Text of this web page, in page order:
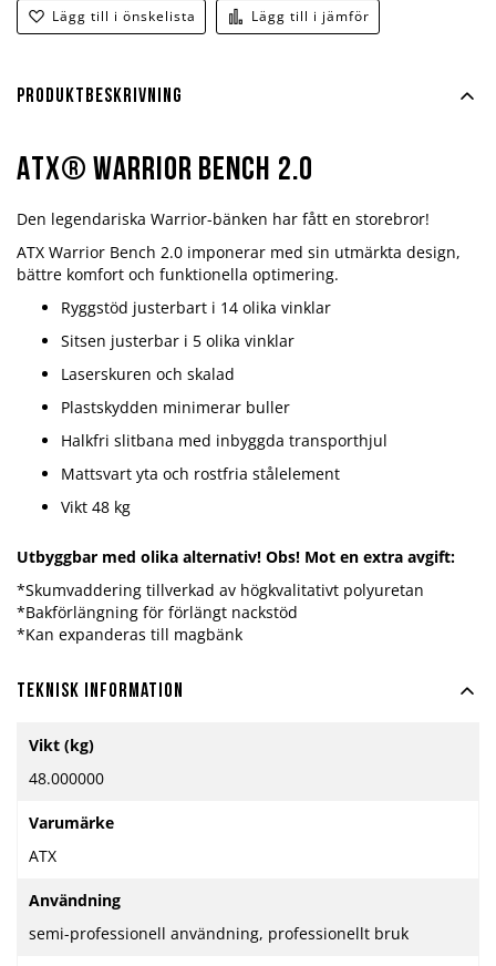
Lägg till i önskelista Lägg till i jämför
Produktbeskrivning
ATX® Warrior Bench 2.0
Den legendariska Warrior-bänken har fått en storebror!
ATX Warrior Bench 2.0 imponerar med sin utmärkta design,
bättre komfort och funktionella optimering.
Ryggstöd justerbart i 14 olika vinklar
Sitsen justerbar i 5 olika vinklar
Laserskuren och skalad
Plastskydden minimerar buller
Halkfri slitbana med inbyggda transporthjul
Mattsvart yta och rostfria stålelement
Vikt 48 kg
Utbyggbar med olika alternativ! Obs! Mot en extra avgift:
*Skumvaddering tillverkad av högkvalitativt polyuretan
*Bakförlängning för förlängt nackstöd
*Kan expanderas till magbänk
Teknisk information
information
Vikt (kg)
48.000000
Varumärke
ATX
Användning
semi-professionell användning, professionellt bruk